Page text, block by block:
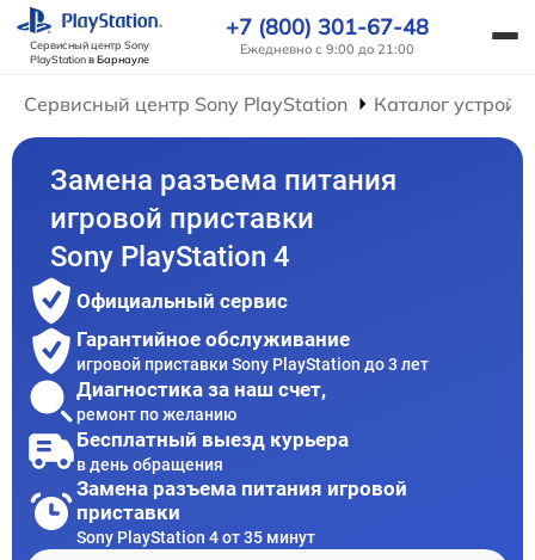
Сервисный центр Sony
PlayStationв Барнауле
+7 (800) 301-67-48
Ежедневно с 9:00 до 21:00
Сервисный центр Sony PlayStation Каталог
Замена разъема питания
игровой приставки
Sony PlayStation 4
Официальный сервис
Гарантийное обслуживание
игровой приставки Sony PlayStation до 3 лет
Диагностика за наш счет,
ремонт по желанию
Бесплатный выезд курьера
в день обращения
Замена разъема питания игровой
приставки
Sony PlayStation 4 от 35 минут